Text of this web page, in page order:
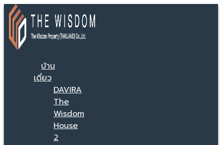
บ้าน
เดี่ยว
DAVIRA
The
Wisdom
House
2